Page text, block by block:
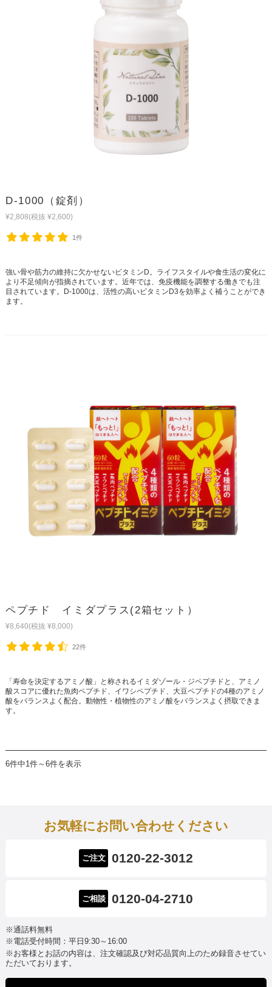
D-1000（錠剤）
¥2,808(税抜 ¥2,600)
1件
強い骨や筋力の維持に欠かせないビタミンD。ライフスタイルや食生活の変化に
より不足傾向が指摘されています。近年では、免疫機能を調整する働きでも注
目されています。D-1000は、活性の高いビタミンD3を効率よく補うことができ
ます。
ペプチド イミダプラス(2箱セット）
¥8,640(税抜 ¥8,000)
22件
「寿命を決定するアミノ酸」と称されるイミダゾール・ジペプチドと、アミノ
酸スコアに優れた魚肉ペプチド、イワシペプチド、大豆ペプチドの4種のアミノ
酸をバランスよく配合。動物性・植物性のアミノ酸をバランスよく摂取できま
す。
6件中1件～6件を表示
お気軽にお問い合わせください
ご注文 0120-22-3012
ご相談 0120-04-2710
※通話料無料
※電話受付時間：平日9:30～16:00
※お客様とお話の内容は、注文確認及び対応品質向上のため録音させてい
ただいております。